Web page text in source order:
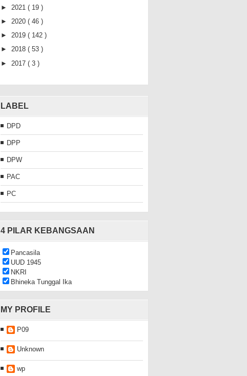
► 2021 ( 19 )
► 2020 ( 46 )
► 2019 ( 142 )
► 2018 ( 53 )
► 2017 ( 3 )
LABEL
DPD
DPP
DPW
PAC
PC
4 PILAR KEBANGSAAN
Pancasila
UUD 1945
NKRI
Bhineka Tunggal Ika
MY PROFILE
P09
Unknown
wp